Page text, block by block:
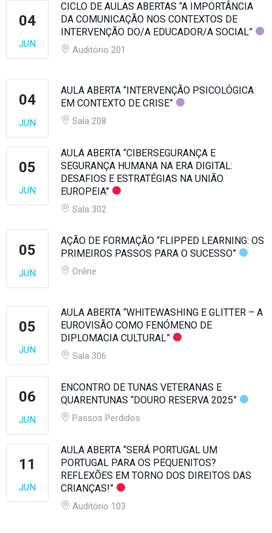
04
JUN
CICLO DE AULAS ABERTAS “A IMPORTÂNCIA
DA COMUNICAÇÃO NOS CONTEXTOS DE
INTERVENÇÃO DO/A EDUCADOR/A SOCIAL”
Auditório 201
04
JUN
AULA ABERTA “INTERVENÇÃO PSICOLÓGICA
EM CONTEXTO DE CRISE”
Sala 208
05
JUN
AULA ABERTA “CIBERSEGURANÇA E
SEGURANÇA HUMANA NA ERA DIGITAL:
DESAFIOS E ESTRATÉGIAS NA UNIÃO
EUROPEIA”
Sala 302
05
JUN
AÇÃO DE FORMAÇÃO “FLIPPED LEARNING: OS
PRIMEIROS PASSOS PARA O SUCESSO”
Online
05
JUN
AULA ABERTA “WHITEWASHING E GLITTER – A
EUROVISÃO COMO FENÓMENO DE
DIPLOMACIA CULTURAL”
Sala 306
06
JUN
ENCONTRO DE TUNAS VETERANAS E
QUARENTUNAS “DOURO RESERVA 2025”
Passos Perdidos
11
JUN
AULA ABERTA “SERÁ PORTUGAL UM
PORTUGAL PARA OS PEQUENITOS?
REFLEXÕES EM TORNO DOS DIREITOS DAS
CRIANÇAS!”
Auditório 103